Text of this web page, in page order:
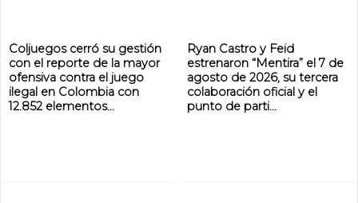
Coljuegos cerró su gestión
con el reporte de la mayor
ofensiva contra el juego
ilegal en Colombia con
12.852 elementos...
Ryan Castro y Feid
estrenaron “Mentira” el 7 de
agosto de 2026, su tercera
colaboración oficial y el
punto de parti...